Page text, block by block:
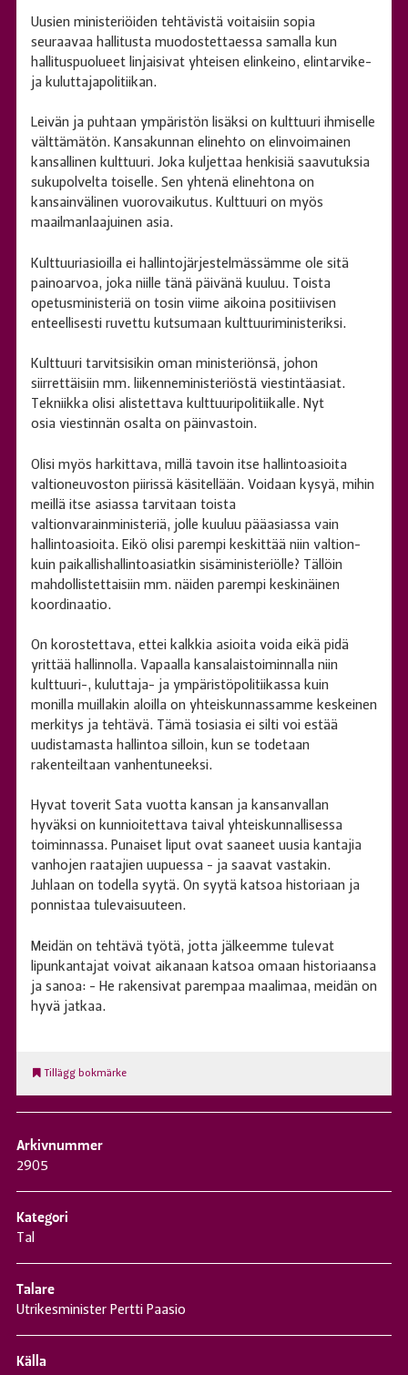
Uusien ministeriöiden tehtävistä voitaisiin sopia
seuraavaa hallitusta muodostettaessa samalla kun
hallituspuolueet linjaisivat yhteisen elinkeino, elintarvike-
ja kuluttajapolitiikan.
Leivän ja puhtaan ympäristön lisäksi on kulttuuri ihmiselle
välttämätön. Kansakunnan elinehto on elinvoimainen
kansallinen kulttuuri. Joka kuljettaa henkisiä saavutuksia
sukupolvelta toiselle. Sen yhtenä elinehtona on
kansainvälinen vuorovaikutus. Kulttuuri on myös
maailmanlaajuinen asia.
Kulttuuriasioilla ei hallintojärjestelmässämme ole sitä
painoarvoa, joka niille tänä päivänä kuuluu. Toista
opetusministeriä on tosin viime aikoina positiivisen
enteellisesti ruvettu kutsumaan kulttuuriministeriksi.
Kulttuuri tarvitsisikin oman ministeriönsä, johon
siirrettäisiin mm. liikenneministeriöstä viestintäasiat.
Tekniikka olisi alistettava kulttuuripolitiikalle. Nyt
osia viestinnän osalta on päinvastoin.
Olisi myös harkittava, millä tavoin itse hallintoasioita
valtioneuvoston piirissä käsitellään. Voidaan kysyä, mihin
meillä itse asiassa tarvitaan toista
valtionvarainministeriä, jolle kuuluu pääasiassa vain
hallintoasioita. Eikö olisi parempi keskittää niin valtion-
kuin paikallishallintoasiatkin sisäministeriölle? Tällöin
mahdollistettaisiin mm. näiden parempi keskinäinen
koordinaatio.
On korostettava, ettei kalkkia asioita voida eikä pidä
yrittää hallinnolla. Vapaalla kansalaistoiminnalla niin
kulttuuri-, kuluttaja- ja ympäristöpolitiikassa kuin
monilla muillakin aloilla on yhteiskunnassamme keskeinen
merkitys ja tehtävä. Tämä tosiasia ei silti voi estää
uudistamasta hallintoa silloin, kun se todetaan
rakenteiltaan vanhentuneeksi.
Hyvat toverit Sata vuotta kansan ja kansanvallan
hyväksi on kunnioitettava taival yhteiskunnallisessa
toiminnassa. Punaiset liput ovat saaneet uusia kantajia
vanhojen raatajien uupuessa - ja saavat vastakin.
Juhlaan on todella syytä. On syytä katsoa historiaan ja
ponnistaa tulevaisuuteen.
Meidän on tehtävä työtä, jotta jälkeemme tulevat
lipunkantajat voivat aikanaan katsoa omaan historiaansa
ja sanoa: - He rakensivat parempaa maalimaa, meidän on
hyvä jatkaa.
Tillägg bokmärke
Arkivnummer
2905
Kategori
Tal
Talare
Utrikesminister Pertti Paasio
Källa